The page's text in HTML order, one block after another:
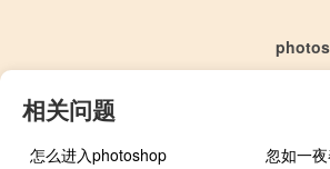
相关问题
怎么进入photoshop